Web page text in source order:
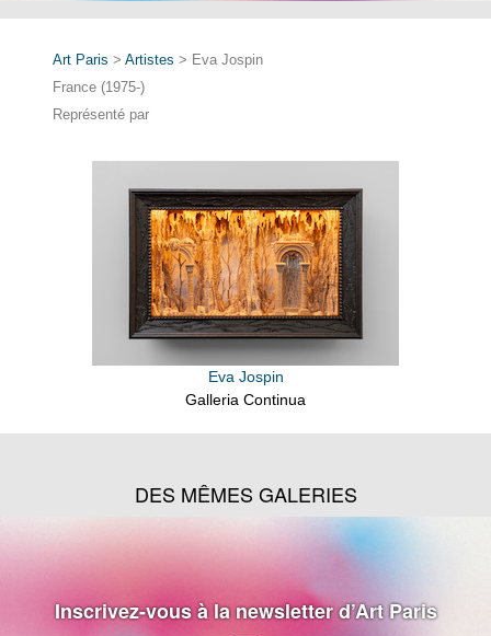
Art Paris > Artistes > Eva Jospin
France (1975-)
Représenté par
Eva Jospin
Galleria Continua
DES MÊMES GALERIES
Inscrivez-vous à la newsletter d’Art Paris